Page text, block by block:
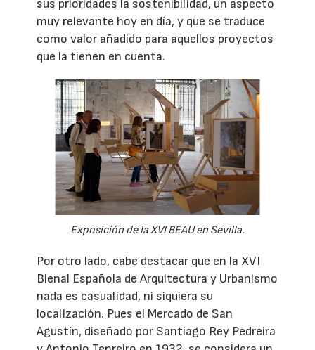
sus prioridades la sostenibilidad, un aspecto
muy relevante hoy en día, y que se traduce
como valor añadido para aquellos proyectos
que la tienen en cuenta.
Exposición de la XVI BEAU en Sevilla.
Por otro lado, cabe destacar que en la XVI
Bienal Española de Arquitectura y Urbanismo
nada es casualidad, ni siquiera su
localización. Pues el Mercado de San
Agustín, diseñado por Santiago Rey Pedreira